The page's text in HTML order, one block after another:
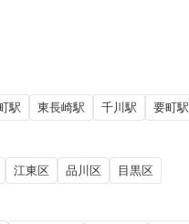
駅 東長崎駅 千川駅 要町駅
江東区 品川区 目黒区